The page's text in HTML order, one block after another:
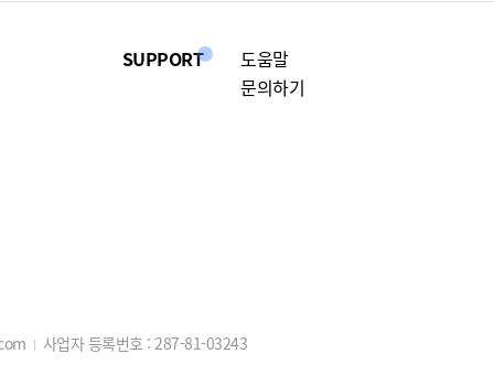
SUPPORT
도움말
문의하기
사업자 등록번호 : 287-81-03243